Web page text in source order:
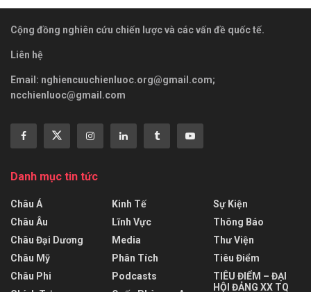
Cộng đồng nghiên cứu chiến lược và các vấn đề quốc tế.
Liên hệ
Email: nghiencuuchienluoc.org@gmail.com;
ncchienluoc@gmail.com
Danh mục tin tức
Châu Á
Châu Âu
Châu Đại Dương
Châu Mỹ
Châu Phi
Kinh Tế
Lĩnh Vực
Media
Phân Tích
Podcasts
Sự Kiện
Thông Báo
Thư Viện
Tiêu Điểm
TIÊU ĐIỂM – ĐẠI
HỘI ĐẢNG XX TQ